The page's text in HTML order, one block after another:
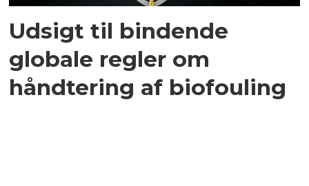
Udsigt til bindende
globale regler om
håndtering af biofouling